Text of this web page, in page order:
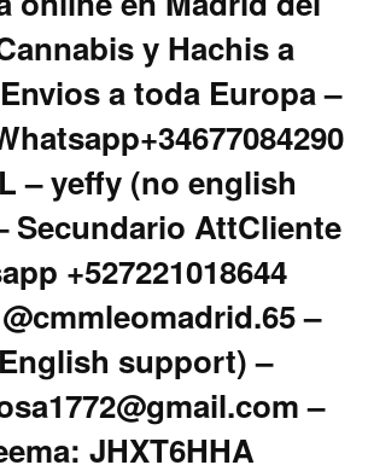
y Hachis a
a toda Europa –
– yeffy (no english
Secundario AttCliente
+527221018644
–
support) –
–
JHXT6HHA